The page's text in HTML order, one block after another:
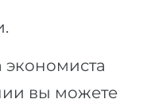
экономиста
вы можете